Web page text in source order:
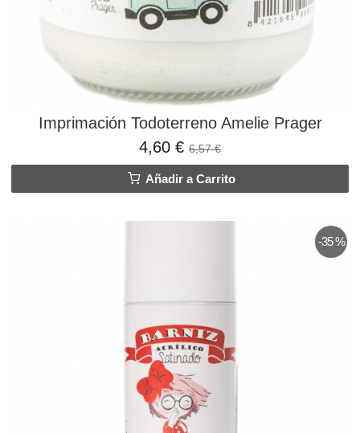
Imprimación Todoterreno Amelie Prager
4,60 € 6,57 €
Añadir a Carrito
-35 %